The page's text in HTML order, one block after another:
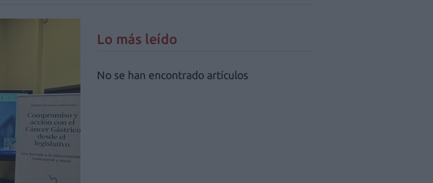
Lo más leído
No se han encontrado artículos